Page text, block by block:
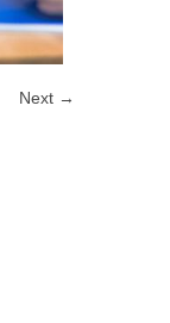
Next →